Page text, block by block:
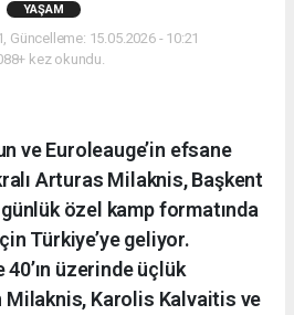
YAŞAM
Güncelleme: 15.05.2026 - 10:21
kez okundu.
ve Euroleauge’in efsane
Arturas Milaknis, Başkent
özel kamp formatında
Türkiye’ye geliyor.
40’ın üzerinde üçlük
Milaknis, Karolis Kalvaitis ve